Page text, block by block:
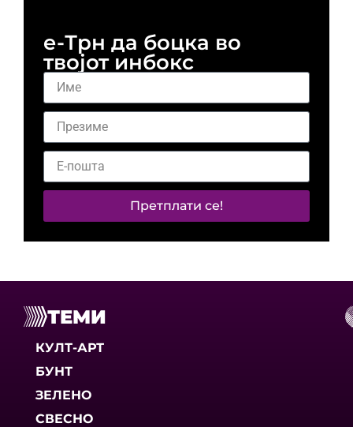
е-Трн да боцка во
твојот инбокс
Претплати се!
ТЕМИ
КУЛТ-АРТ
БУНТ
ЗЕЛЕНО
СВЕСНО